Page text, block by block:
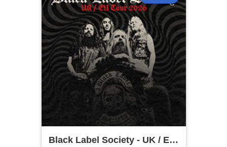
Black Label Society - UK / EU